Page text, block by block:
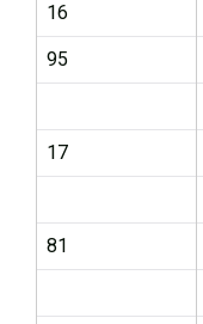
16
95
17
81